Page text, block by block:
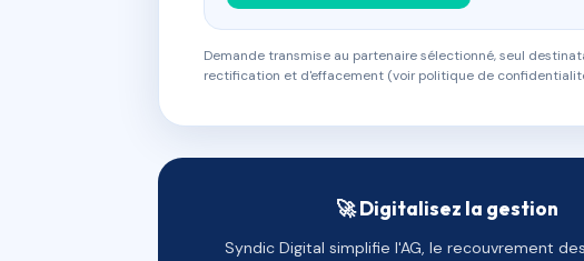
Demande transmise au partenaire sélectionné, seul
rectification et d'effacement (voir politique de
🚀 Digitalisez la gestion
Syndic Digital simplifie l'AG, le recouvrement